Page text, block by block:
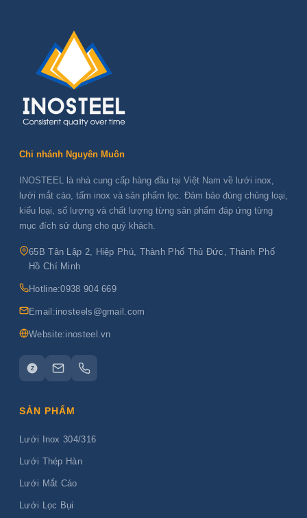
Chi nhánh Nguyên Muôn
INOSTEEL là nhà cung cấp hàng đầu tại Việt Nam về lưới inox,
lưới mắt cáo, tấm inox và sản phẩm lọc. Đảm bảo đúng chủng loại,
kiểu loại, số lượng và chất lượng từng sản phẩm đáp ứng từng
mục đích sử dụng cho quý khách.
65B Tân Lập 2, Hiệp Phú, Thành Phố Thủ Đức, Thành Phố
Hồ Chí Minh
Hotline:0938 904 669
Email:inosteels@gmail.com
Website:inosteel.vn
Z
SẢN PHẨM
Lưới Inox 304/316
Lưới Thép Hàn
Lưới Mắt Cáo
Lưới Lọc Bụi